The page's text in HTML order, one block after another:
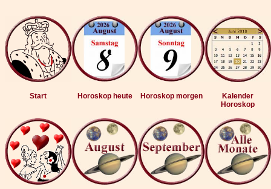
Start Horoskop heute Horoskop morgen
Kalender
Horoskop